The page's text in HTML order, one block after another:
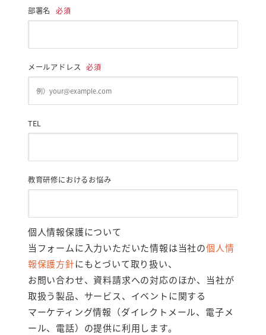
部署名 必須
メールアドレス 必須
TEL
教育研修におけるお悩み
個人情報保護について
当フォームに入力いただいた情報は当社の個人情
報保護方針にもとづいて取り扱い、
お問い合わせ、資料請求への対応のほか、当社が
取扱う製品、サービス、イベントに関する
マーケティング情報（ダイレクトメール、電子メ
ール、電話）の提供に利用します。